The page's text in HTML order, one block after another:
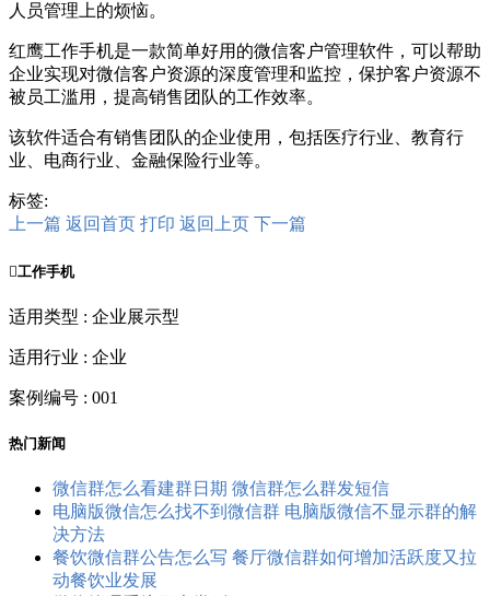
人员管理上的烦恼。
红鹰工作手机是一款简单好用的微信客户管理软件，可以帮助
企业实现对微信客户资源的深度管理和监控，保护客户资源不
被员工滥用，提高销售团队的工作效率。
该软件适合有销售团队的企业使用，包括医疗行业、教育行
业、电商行业、金融保险行业等。
标签:
上一篇 返回首页 打印 返回上页 下一篇
工作手机
适用类型 : 企业展示型
适用行业 : 企业
案例编号 : 001
热门新闻
微信群怎么看建群日期 微信群怎么群发短信
电脑版微信怎么找不到微信群 电脑版微信不显示群的解
决方法
餐饮微信群公告怎么写 餐厅微信群如何增加活跃度又拉
动餐饮业发展